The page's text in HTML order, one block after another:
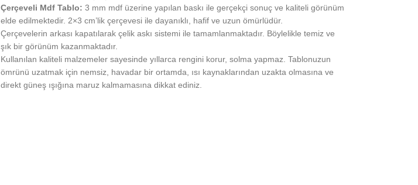
Çerçeveli Mdf Tablo: 3 mm mdf üzerine yapılan baskı ile gerçekçi sonuç ve kaliteli görünüm
elde edilmektedir. 2×3 cm’lik çerçevesi ile dayanıklı, hafif ve uzun ömürlüdür.
Çerçevelerin arkası kapatılarak çelik askı sistemi ile tamamlanmaktadır. Böylelikle temiz ve
şık bir görünüm kazanmaktadır.
Kullanılan kaliteli malzemeler sayesinde yıllarca rengini korur, solma yapmaz. Tablonuzun
ömrünü uzatmak için nemsiz, havadar bir ortamda, ısı kaynaklarından uzakta olmasına ve
direkt güneş ışığına maruz kalmamasına dikkat ediniz.